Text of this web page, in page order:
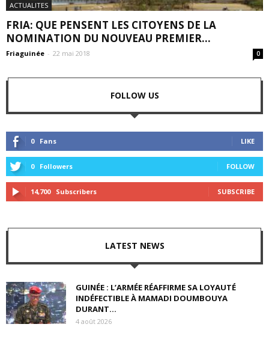
ACTUALITES
FRIA: QUE PENSENT LES CITOYENS DE LA
NOMINATION DU NOUVEAU PREMIER...
Friaguinée - 22 mai 2018 0
FOLLOW US
0 Fans LIKE
0 Followers FOLLOW
14,700 Subscribers SUBSCRIBE
LATEST NEWS
GUINÉE : L’ARMÉE RÉAFFIRME SA LOYAUTÉ
INDÉFECTIBLE À MAMADI DOUMBOUYA
DURANT...
4 août 2026